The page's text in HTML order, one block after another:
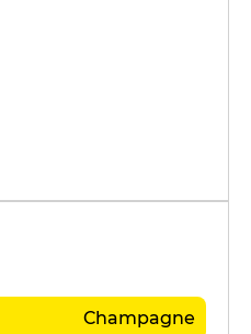
Champagne